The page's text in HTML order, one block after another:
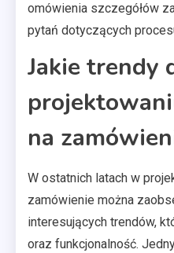
omówienia szczegółów
pytań dotyczących
Jakie trendy
na
W ostatnich latach w
zamówienie można
interesujących trendów,
oraz funkcjonalność.